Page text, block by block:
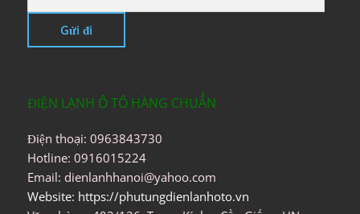
ĐIỆN LẠNH Ô TÔ HÀNG CHUẨN
Điện thoại: 0963843730
Hotline: 0916015224
Email: dienlanhhanoi@yahoo.com
Website: https://phutungdienlanhoto.vn